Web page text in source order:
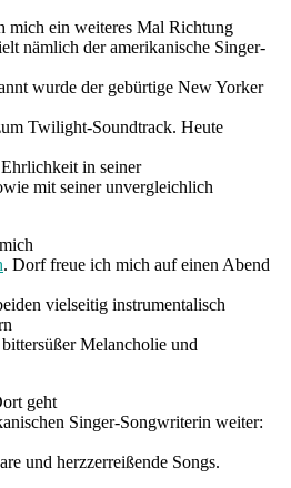
mich ein weiteres Mal Richtung
nämlich der amerikanische Singer-
wurde der gebürtige New Yorker
Twilight-Soundtrack. Heute
in seiner
mit seiner unvergleichlich
. Dorf freue ich mich auf einen Abend
vielseitig instrumentalisch
Melancholie und
geht
Singer-Songwriterin weiter:
und herzzerreißende Songs.